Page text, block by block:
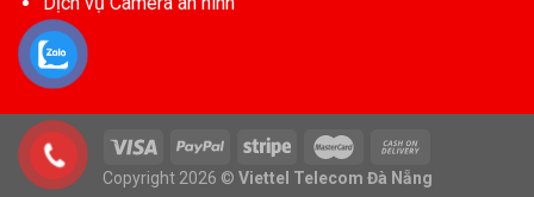
Copyright 2026 © Viettel Telecom Đà Nẵng